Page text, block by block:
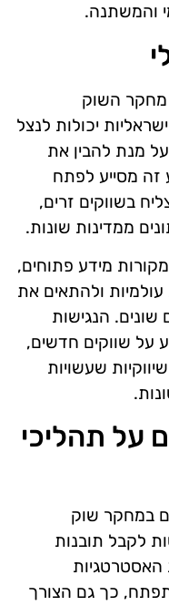
והמשתנה.
מחקר השוק
יכולות לנצל
מנת להבין את
זה מסייע לפתח
בשווקים זרים,
ממדינות שונות.
מידע פתוחים,
ולהתאים את
הנגישות
על שווקים חדשים,
שעשויות
על תהליכי
במחקר שוק
לקבל תובנות
האסטרטגיות
כך גם הצורך